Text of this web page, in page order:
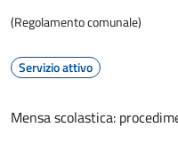
(Regolamento comunale)
Servizio attivo
Mensa scolastica: